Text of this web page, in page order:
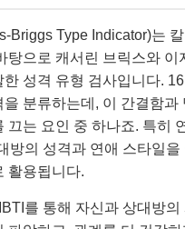
Briggs Type Indicator)는
탕으로 캐서린 브릭스와 이
한 성격 유형 검사입니다.
을 분류하는데, 이 간결함과
끄는 요인 중 하나죠. 특히
방의 성격과 연애 스타일을
활용됩니다.
를 통해 자신과 상대방의